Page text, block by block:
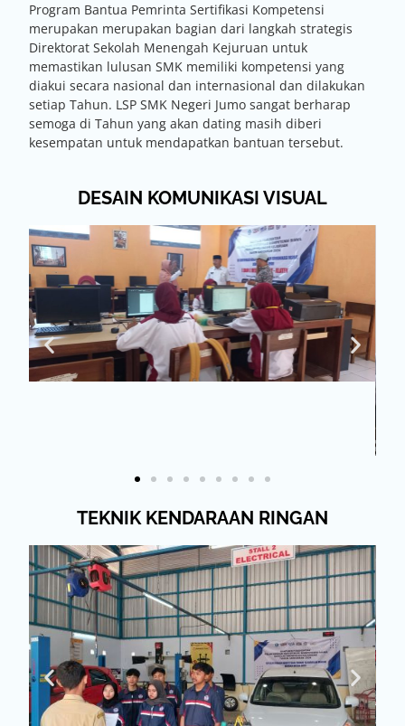
Program Bantua Pemrinta Sertifikasi Kompetensi
merupakan merupakan bagian dari langkah strategis
Direktorat Sekolah Menengah Kejuruan untuk
memastikan lulusan SMK memiliki kompetensi yang
diakui secara nasional dan internasional dan dilakukan
setiap Tahun. LSP SMK Negeri Jumo sangat berharap
semoga di Tahun yang akan dating masih diberi
kesempatan untuk mendapatkan bantuan tersebut.
DESAIN KOMUNIKASI VISUAL
TEKNIK KENDARAAN RINGAN